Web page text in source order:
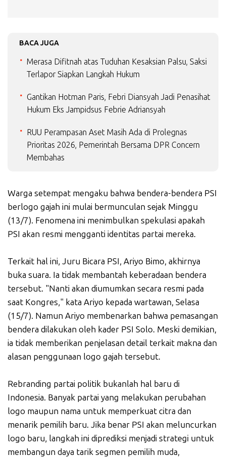
BACA JUGA
Merasa Difitnah atas Tuduhan Kesaksian Palsu, Saksi
Terlapor Siapkan Langkah Hukum
Gantikan Hotman Paris, Febri Diansyah Jadi Penasihat
Hukum Eks Jampidsus Febrie Adriansyah
RUU Perampasan Aset Masih Ada di Prolegnas
Prioritas 2026, Pemerintah Bersama DPR Concern
Membahas
Warga setempat mengaku bahwa bendera-bendera PSI
berlogo gajah ini mulai bermunculan sejak Minggu
(13/7). Fenomena ini menimbulkan spekulasi apakah
PSI akan resmi mengganti identitas partai mereka.
Terkait hal ini, Juru Bicara PSI, Ariyo Bimo, akhirnya
buka suara. Ia tidak membantah keberadaan bendera
tersebut. "Nanti akan diumumkan secara resmi pada
saat Kongres," kata Ariyo kepada wartawan, Selasa
(15/7). Namun Ariyo membenarkan bahwa pemasangan
bendera dilakukan oleh kader PSI Solo. Meski demikian,
ia tidak memberikan penjelasan detail terkait makna dan
alasan penggunaan logo gajah tersebut.
Rebranding partai politik bukanlah hal baru di
Indonesia. Banyak partai yang melakukan perubahan
logo maupun nama untuk memperkuat citra dan
menarik pemilih baru. Jika benar PSI akan meluncurkan
logo baru, langkah ini diprediksi menjadi strategi untuk
membangun daya tarik segmen pemilih muda,